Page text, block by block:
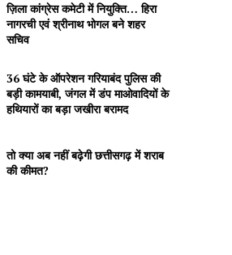
ज़िला कांग्रेस कमेटी में नियुक्ति… हिरा
नागरची एवं श्रीनाथ भोगल बने शहर
सचिव
36 घंटे के ऑपरेशन गरियाबंद पुलिस की
बड़ी कामयाबी, जंगल में डंप माओवादियों के
हथियारों का बड़ा जखीरा बरामद
तो क्या अब नहीं बढ़ेगी छत्तीसगढ़ में शराब
की कीमत?